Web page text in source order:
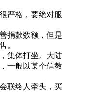
严格，要绝对服
捐款数额，但是
。
集体打坐。大陆
一般以某个信教
联络人牵头，买